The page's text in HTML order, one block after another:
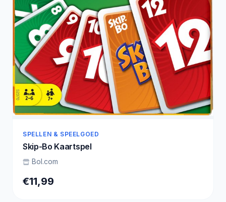
SPELLEN & SPEELGOED
Skip-Bo Kaartspel
Bol.com
€11,99